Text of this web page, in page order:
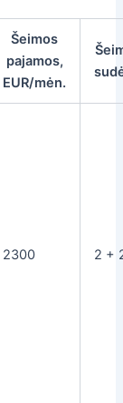
Šeimos
pajamos,
EUR/mėn.
2300 2 +